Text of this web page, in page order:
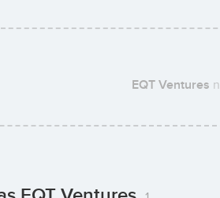
EQT Ventures